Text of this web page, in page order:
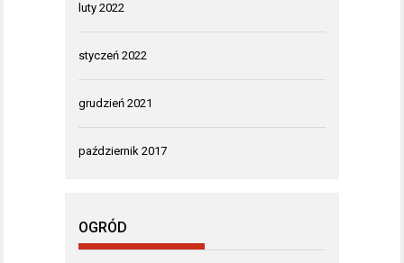
luty 2022
styczeń 2022
grudzień 2021
październik 2017
OGRÓD